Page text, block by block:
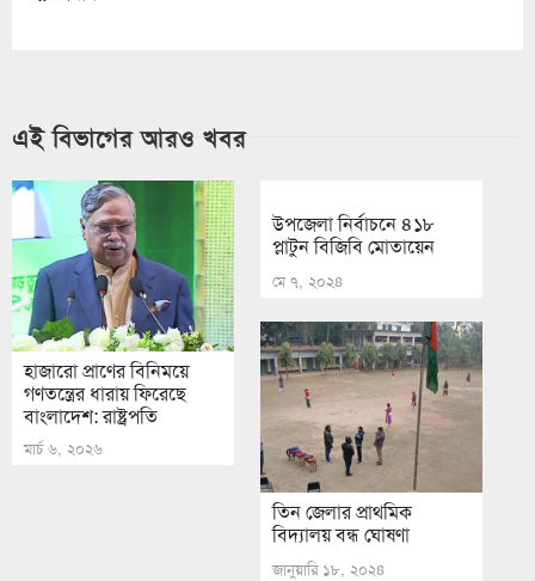
এই বিভাগের আরও খবর
হাজারো প্রাণের বিনিময়ে
গণতন্ত্রের ধারায় ফিরেছে
বাংলাদেশ: রাষ্ট্রপতি
মার্চ ৬, ২০২৬
উপজেলা নির্বাচনে ৪১৮
প্লাটুন বিজিবি মোতায়েন
মে ৭, ২০২৪
তিন জেলার প্রাথমিক
বিদ্যালয় বন্ধ ঘোষণা
জানুয়ারি ১৮, ২০২৪